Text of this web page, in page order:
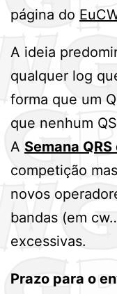
página do
A ideia
qualquer log
forma que um
que nenhum
A Semana
competição
novos
bandas (em
excessivas.
Prazo para o